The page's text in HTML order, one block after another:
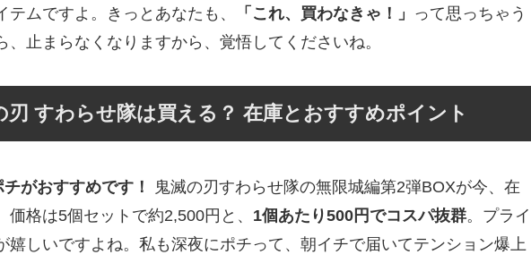
ムですよ。きっとあなたも、
「これ、買わなきゃ！」 って思っちゃう
止まらなくなりますから、覚悟してくださいね。
すわらせ隊は買える？ 在庫とおすすめポイント
チがおすすめです！
鬼滅の刃すわらせ隊の無限城編第2弾BOXが今、在
格は5個セットで約2,500円と、 1個あたり500円でコスパ抜群。プライ
嬉しいですよね。私も深夜にポチって、朝イチで届いてテンション爆上